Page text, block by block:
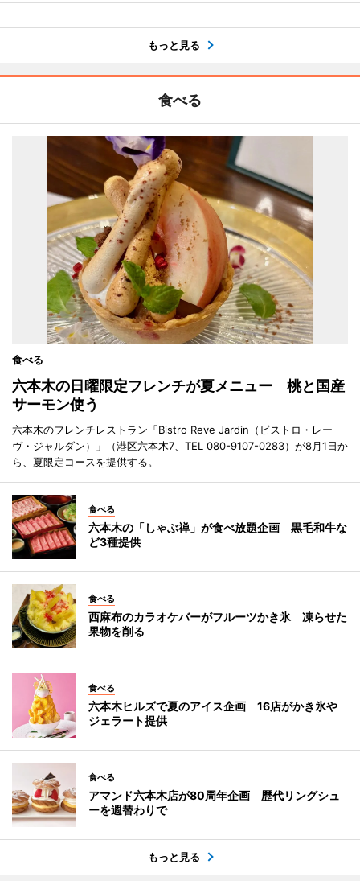
もっと見る
食べる
食べる
六本木の日曜限定フレンチが夏メニュー 桃と国産
サーモン使う
六本木のフレンチレストラン「Bistro Reve Jardin（ビストロ・レー
ヴ・ジャルダン）」（港区六本木7、TEL 080-9107-0283）が8月1日か
ら、夏限定コースを提供する。
食べる
六本木の「しゃぶ禅」が食べ放題企画 黒毛和牛な
ど3種提供
食べる
西麻布のカラオケバーがフルーツかき氷 凍らせた
果物を削る
食べる
六本木ヒルズで夏のアイス企画 16店がかき氷や
ジェラート提供
食べる
アマンド六本木店が80周年企画 歴代リングシュ
ーを週替わりで
もっと見る